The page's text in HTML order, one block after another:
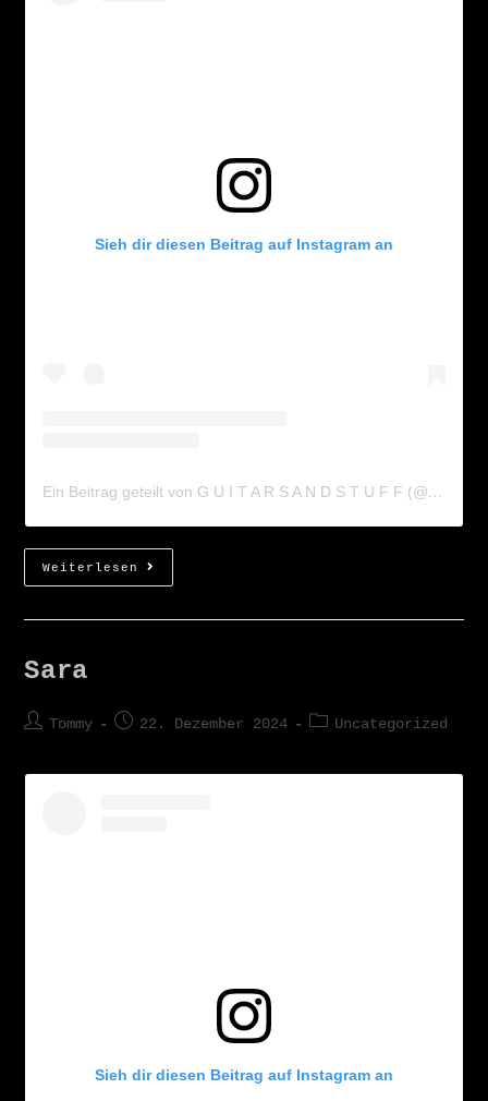
Sieh dir diesen Beitrag auf Instagram an
Ein Beitrag geteilt von G U I T A R S A N D S T U F F (@guitarsandstuff)
Weiterlesen
Sara
Tommy 22. Dezember 2024 Uncategorized
Sieh dir diesen Beitrag auf Instagram an